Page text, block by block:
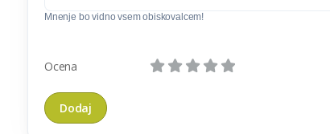
Mnenje bo vidno vsem obiskovalcem!
Ocena